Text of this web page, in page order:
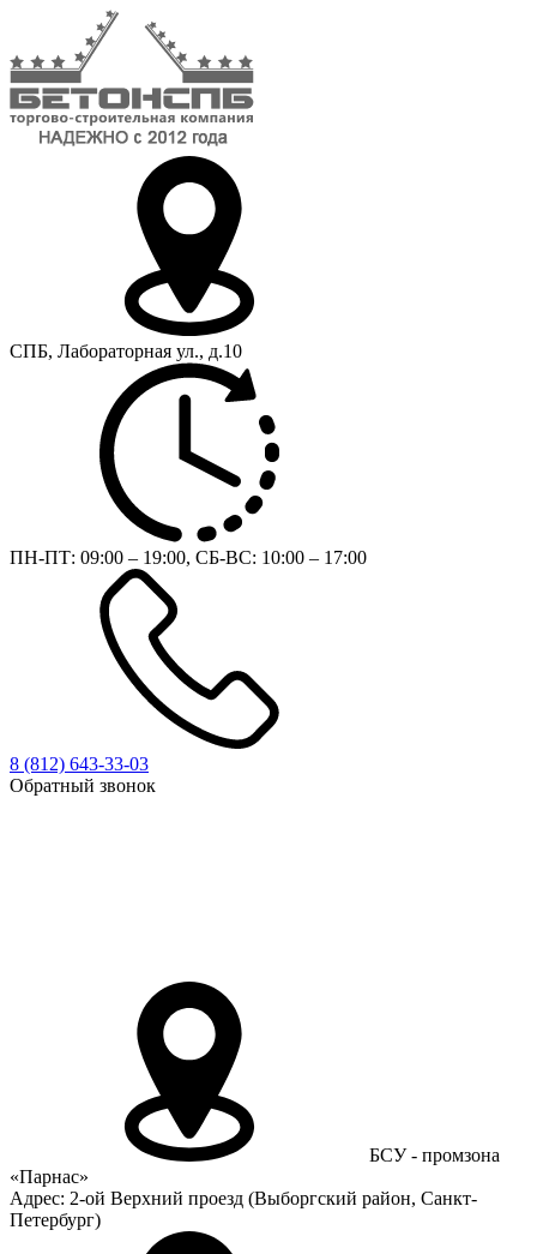
СПБ, Лабораторная ул., д.10
ПН-ПТ: 09:00 – 19:00, СБ-ВС: 10:00 – 17:00
8 (812) 643-33-03
Обратный звонок
БСУ - промзона
«Парнас»
Адрес: 2-ой Верхний проезд (Выборгский район, Санкт-
Петербург)